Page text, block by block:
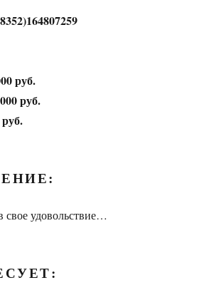
руб.
руб.
свое удовольствие…